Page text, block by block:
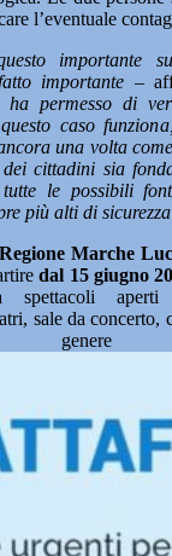
l’eventuale
importante
importante –
permesso di
caso
una volta
cittadini sia
le possibili
più alti di
Marche
dal 15 giugno
spettacoli
sale da concerto,
genere